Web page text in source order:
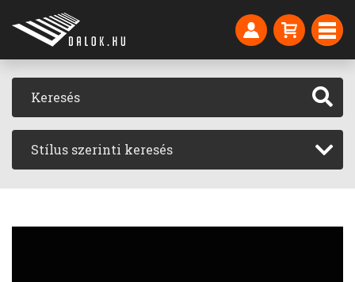
Stílus szerinti keresés